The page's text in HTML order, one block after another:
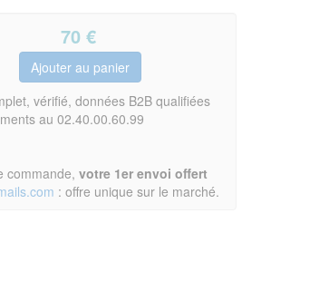
70 €
vérifié, données B2B qualifiées
au 02.40.00.60.99
commande, votre 1er envoi offert
: offre unique sur le marché.